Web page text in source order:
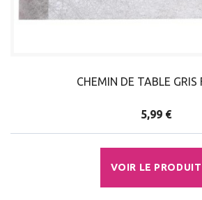
CHEMIN DE TABLE GRIS
5,99 €
VOIR LE PRODUIT